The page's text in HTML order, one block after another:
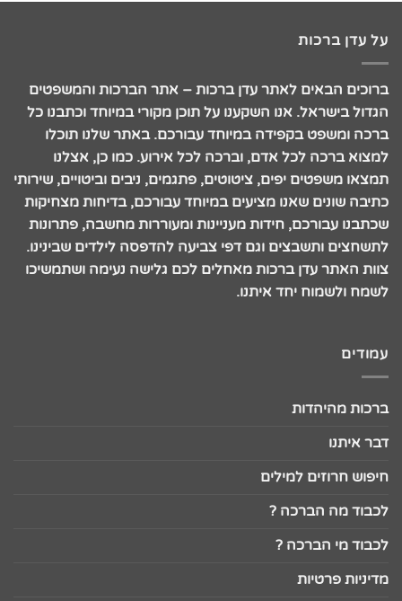
על עדן ברכות
ברוכים הבאים לאתר עדן ברכות – אתר הברכות והמשפטים
הגדול בישראל. אנו השקענו על תוכן מקורי במיוחד וכתבנו כל
ברכה ומשפט בקפידה במיוחד עבורכם. באתר שלנו תוכלו
למצוא ברכה לכל אדם, וברכה לכל אירוע. כמו כן, אצלנו
תמצאו משפטים יפים, ציטוטים, פתגמים, ניבים וביטויים, שירותי
כתיבה שונים שאנו מציעים במיוחד עבורכם, בדיחות מצחיקות
שכתבנו עבורכם, חידות מעניינות ומעוררות מחשבה, פתרונות
לתשחצים ותשבצים וגם דפי צביעה להדפסה לילדים שבינינו.
צוות האתר עדן ברכות מאחלים לכם גלישה נעימה ושתמשיכו
לשמח ולשמוח יחד איתנו.
עמודים
ברכות מהיהדות
דבר איתנו
חיפוש חרוזים למילים
לכבוד מה הברכה ?
לכבוד מי הברכה ?
מדיניות פרטיות